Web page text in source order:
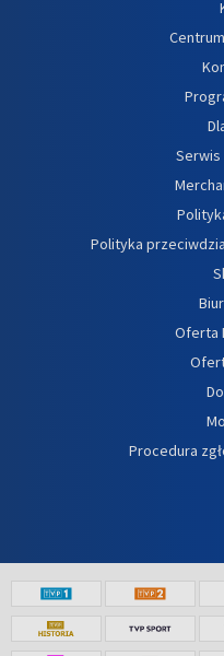
Polityka
Oferta
Procedura